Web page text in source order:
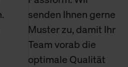
senden Ihnen gerne
Muster zu, damit Ihr
Team vorab die
optimale Qualität